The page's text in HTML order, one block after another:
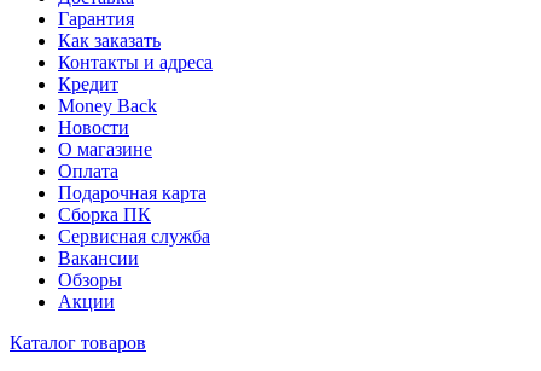
Гарантия
Как заказать
Контакты и адреса
Кредит
Money Back
Новости
О магазине
Оплата
Подарочная карта
Сборка ПК
Сервисная служба
Вакансии
Обзоры
Акции
Каталог товаров